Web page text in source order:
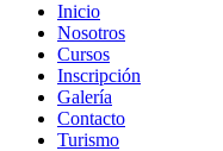
Inicio
Nosotros
Cursos
Inscripción
Galería
Contacto
Turismo